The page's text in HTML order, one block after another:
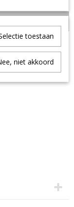
toestaan
niet akkoord